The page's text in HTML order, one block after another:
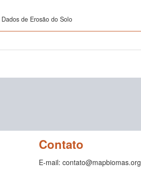
de Erosão do Solo
Contato
E-mail: contato@mapbiomas.org